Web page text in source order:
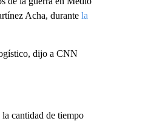
Acha, durante la
dijo a CNN
cantidad de tiempo